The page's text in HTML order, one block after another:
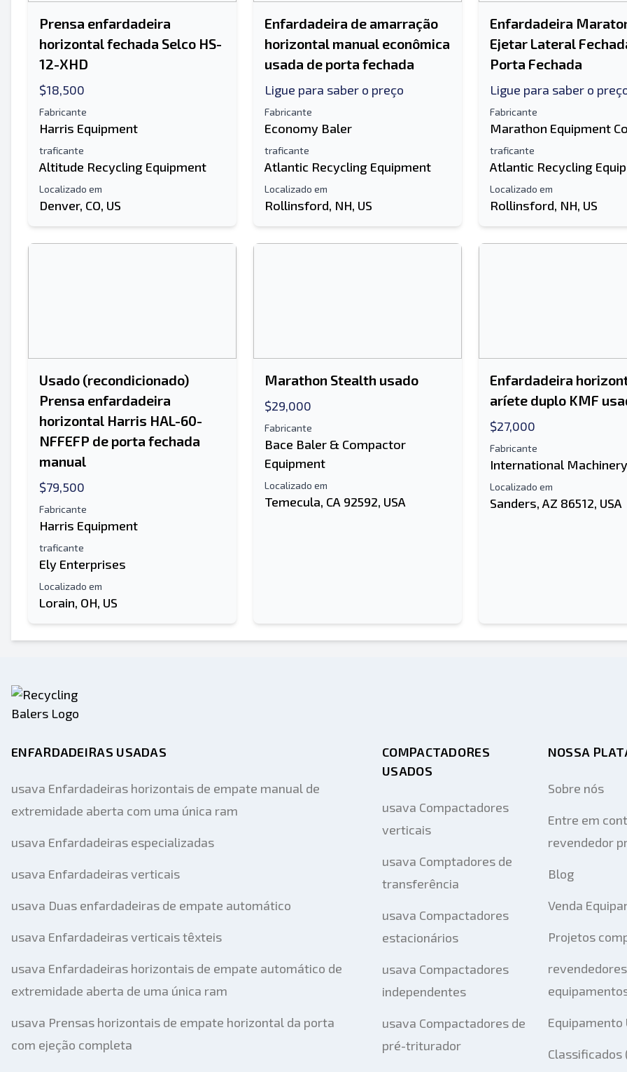
Nome completo
Endereço de e-mail
Prensa enfardadeira
horizontal fechada Selco HS-
12-XHD
$18,500
Fabricante
Harris Equipment
traficante
Altitude Recycling Equipment
Localizado em
Denver, CO, US
Enfardadeira de amarração
horizontal manual econômica
usada de porta fechada
Ligue para saber o preço
Fabricante
Economy Baler
traficante
Atlantic Recycling Equipment
Localizado em
Rollinsford, NH, US
Enfardadeira
Ejetar Lateral
Porta Fechada
Ligue para saber o
Fabricante
Marathon Equipment
traficante
Atlantic Recycling
Localizado em
Rollinsford, NH, US
Usado (recondicionado)
Prensa enfardadeira
horizontal Harris HAL-60-
NFFEFP de porta fechada
manual
$79,500
Fabricante
Harris Equipment
traficante
Ely Enterprises
Localizado em
Lorain, OH, US
Marathon Stealth usado
$29,000
Fabricante
Bace Baler & Compactor
Equipment
Localizado em
Temecula, CA 92592, USA
Enfardadeira
aríete duplo KMF
$27,000
Fabricante
International Machinery
Localizado em
Sanders, AZ 86512, USA
Lista de texto para dispositivo móvel
Seu nome completo
informação adicional
ENFARDADEIRAS USADAS
usava Enfardadeiras horizontais de empate manual de
extremidade aberta com uma única ram
usava Enfardadeiras especializadas
usava Enfardadeiras verticais
usava Duas enfardadeiras de empate automático
usava Enfardadeiras verticais têxteis
usava Enfardadeiras horizontais de empate automático de
extremidade aberta de uma única ram
usava Prensas horizontais de empate horizontal da porta
com ejeção completa
COMPACTADORES
USADOS
usava Compactadores
verticais
usava Comptadores de
transferência
usava Compactadores
estacionários
usava Compactadores
independentes
usava Compactadores de
pré-triturador
NOSSA
Sobre nós
Entre em
revendedor
Blog
Venda
Projetos
Equipamento
Classificados